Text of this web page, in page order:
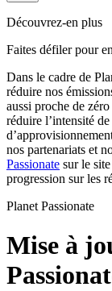
Découvrez-en plus
Faites défiler pour
Dans le cadre de
réduire nos
aussi proche de
réduire l’intensité
nos partenariats et
Passionate sur le
progression sur les
Planet Passionate
Mise à